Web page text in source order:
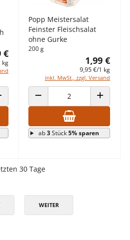
€
kg
ERHÖHEN
Popp Meistersalat
Feinster Fleischsalat
ohne Gurke
200 g
1,99 €
9,95 €/1 kg
inkl. MwSt., zzgl. Versand
ANZAHL VERRINGERN ANZAHL
ab3Stück5% sparen
30 Tage
WEITER